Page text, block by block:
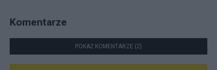
Komentarze
POKAŻ KOMENTARZE (2)